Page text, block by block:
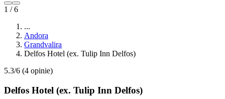
1 / 6
...
Andora
Grandvalira
Delfos Hotel (ex. Tulip Inn Delfos)
5.3/6 (4 opinie)
Delfos Hotel (ex. Tulip Inn Delfos)